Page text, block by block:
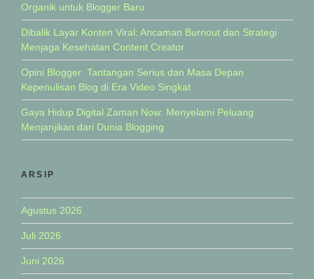
Organik untuk Blogger Baru
Dibalik Layar Konten Viral: Ancaman Burnout dan Strategi
Menjaga Kesehatan Content Creator
Opini Blogger: Tantangan Serius dan Masa Depan
Kepenulisan Blog di Era Video Singkat
Gaya Hidup Digital Zaman Now: Menyelami Peluang
Menjanjikan dari Dunia Blogging
ARSIP
Agustus 2026
Juli 2026
Juni 2026